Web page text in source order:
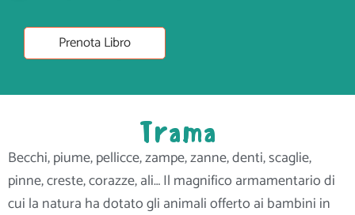
Prenota Libro
Trama
Becchi, piume, pellicce, zampe, zanne, denti, scaglie,
pinne, creste, corazze, ali… Il magnifico armamentario di
cui la natura ha dotato gli animali offerto ai bambini in